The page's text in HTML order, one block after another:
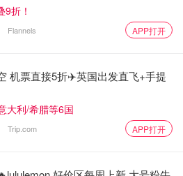
9折！
Flannels APP打开
机票直接5折✈️英国出发直飞+手提
大利/希腊等6国
Trip.com APP打开